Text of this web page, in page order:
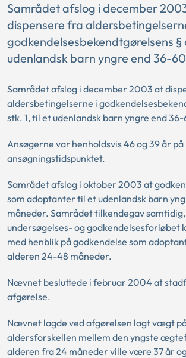
Samrådet afslog i december
dispensere fra
godkendelsesbekendtgørelsens §
udenlandsk barn yngre end 36-
Samrådet afslog i december 2003 at
aldersbetingelserne i
stk. 1, til et udenlandsk barn yngre end
Ansøgerne var henholdsvis 46 og 39 år på
ansøgningstidspunktet.
Samrådet afslog i oktober 2003 at
som adoptanter til et udenlandsk barn
måneder. Samrådet tilkendegav
undersøgelses- og godkendelsesforløbet
med henblik på godkendelse som
alderen 24-48 måneder.
Nævnet besluttede i februar 2004 at
afgørelse.
Nævnet lagde ved afgørelsen lagt vægt
aldersforskellen mellem den yngste
alderen fra 24 måneder ville være 37 år